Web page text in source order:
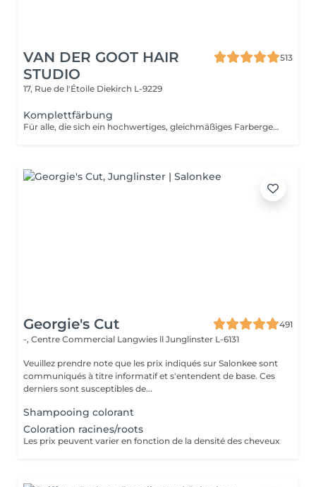
VAN DER GOOT HAIR
STUDIO
513
17, Rue de l'Étoile Diekirch L-9229
Komplettfärbung
Für alle, die sich ein hochwertiges, gleichmäßiges Farbergebnis wünschen. Ideal, um intensive Kupfer- und Rottöne wieder aufzufrischen oder Brünetten mehr Wärme, Eleganz und eine subtile, raffinierte Farbtiefe zu verleihen.
Georgie's Cut
491
-, Centre Commercial Langwies ll Junglinster L-6131
Veuillez prendre note que les prix indiqués sur Salonkee sont
communiqués à titre informatif et s'entendent de base. Ces
derniers sont susceptibles de...
Shampooing colorant
Coloration racines/roots
Les prix peuvent varier en fonction de la densité des cheveux